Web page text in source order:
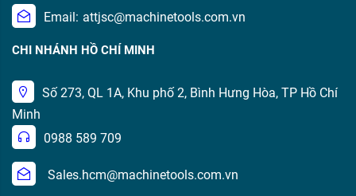
Email: attjsc@machinetools.com.vn
CHI NHÁNH HỒ CHÍ MINH
Số 273, QL 1A, Khu phố 2, Bình Hưng Hòa, TP Hồ Chí
Minh
0988 589 709
Sales.hcm@machinetools.com.vn